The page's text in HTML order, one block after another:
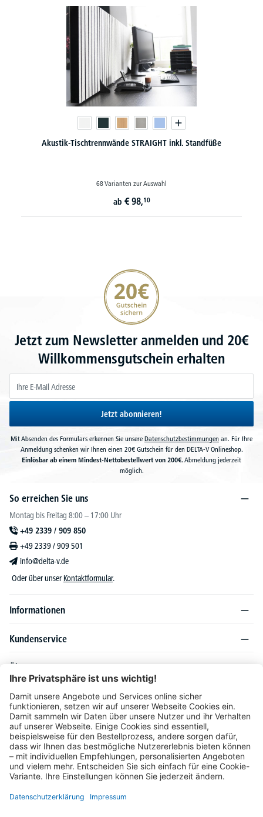
Akustik-Tischtrennwände STRAIGHT inkl. Standfüße
68 Varianten zur Auswahl
ab € 98,10
20€ Gutschein sichern
Jetzt zum Newsletter anmelden und 20€
Willkommensgutschein erhalten
Jetzt abonnieren!
Mit Absenden des Formulars erkennen Sie unsere Datenschutzbestimmungen an. Für Ihre
Anmeldung schenken wir Ihnen einen 20€ Gutschein für den DELTA-V Onlineshop.
Einlösbar ab einem Mindest-Nettobestellwert von 200€.Abmeldung jederzeit
möglich.
So erreichen Sie uns
Montag bis Freitag 8:00 – 17:00 Uhr
+49 2339 / 909 850
+49 2339 / 909 501
info@delta-v.de
Oder über unser Kontaktformular.
Informationen
Kundenservice
Über DELTA-V
Produktsortiment
Ratgeber
Folgen Sie uns auch auf
Unser Angebot richtet sich ausschließlich an Industrie, Handel, Gewerbe und